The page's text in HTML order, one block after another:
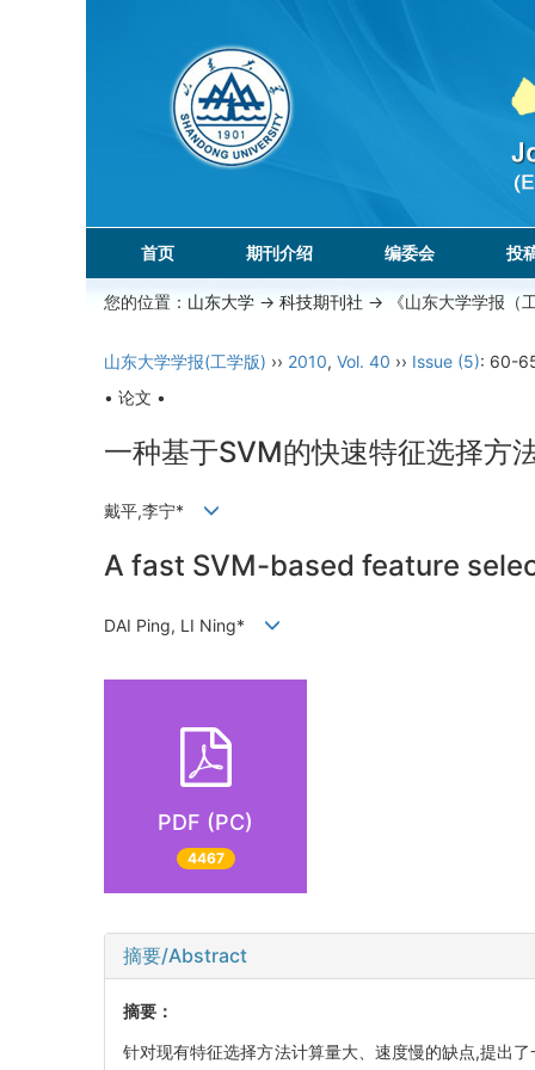
首页 期刊介绍 编委会 投
您的位置： 山东大学 -> 科技期刊社 -> 《山东大学学报（
山东大学学报(工学版) ›› 2010, Vol. 40 ›› Issue (5): 60-
• 论文 •
一种基于SVM的快速特征选择方
戴平,李宁*
A fast SVM-based feature
DAI Ping, LI Ning*
PDF (PC)
4467
摘要/Abstract
摘要：
针对现有特征选择方法计算量大、速度慢的缺点,提出